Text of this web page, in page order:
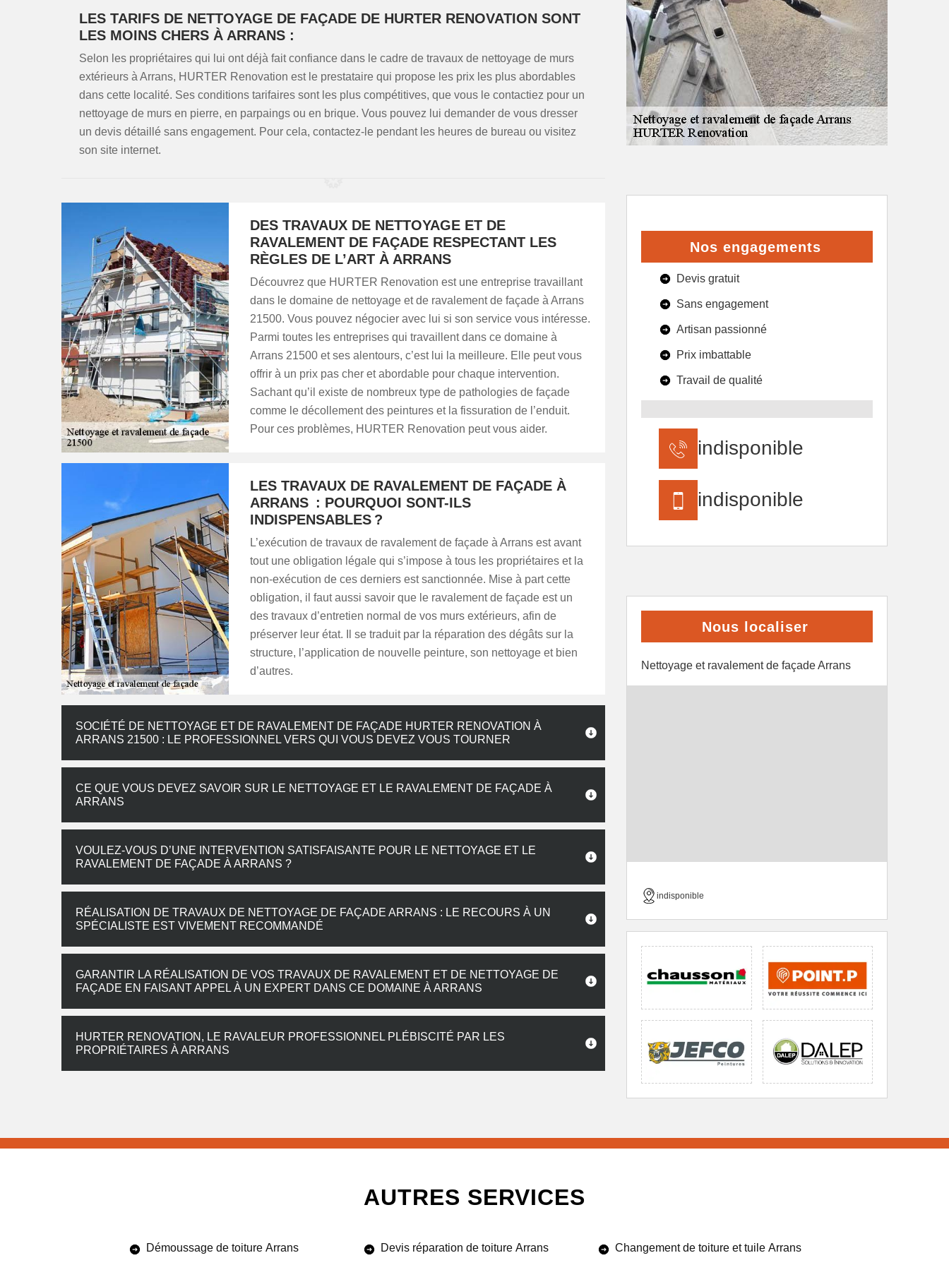
LES TARIFS DE NETTOYAGE DE FAÇADE DE HURTER RENOVATION SONT
LES MOINS CHERS À ARRANS :
Selon les propriétaires qui lui ont déjà fait confiance dans le cadre de travaux de nettoyage de murs
extérieurs à Arrans, HURTER Renovation est le prestataire qui propose les prix les plus abordables
dans cette localité. Ses conditions tarifaires sont les plus compétitives, que vous le contactiez pour un
nettoyage de murs en pierre, en parpaings ou en brique. Vous pouvez lui demander de vous dresser
un devis détaillé sans engagement. Pour cela, contactez-le pendant les heures de bureau ou visitez
son site internet.
DES TRAVAUX DE NETTOYAGE ET DE
RAVALEMENT DE FAÇADE RESPECTANT LES
RÈGLES DE L’ART À ARRANS
Découvrez que HURTER Renovation est une entreprise travaillant
dans le domaine de nettoyage et de ravalement de façade à Arrans
21500. Vous pouvez négocier avec lui si son service vous intéresse.
Parmi toutes les entreprises qui travaillent dans ce domaine à
Arrans 21500 et ses alentours, c’est lui la meilleure. Elle peut vous
offrir à un prix pas cher et abordable pour chaque intervention.
Sachant qu’il existe de nombreux type de pathologies de façade
comme le décollement des peintures et la fissuration de l’enduit.
Pour ces problèmes, HURTER Renovation peut vous aider.
LES TRAVAUX DE RAVALEMENT DE FAÇADE À
ARRANS : POURQUOI SONT-ILS
INDISPENSABLES ?
L’exécution de travaux de ravalement de façade à Arrans est avant
tout une obligation légale qui s’impose à tous les propriétaires et la
non-exécution de ces derniers est sanctionnée. Mise à part cette
obligation, il faut aussi savoir que le ravalement de façade est un
des travaux d’entretien normal de vos murs extérieurs, afin de
préserver leur état. Il se traduit par la réparation des dégâts sur la
structure, l’application de nouvelle peinture, son nettoyage et bien
d’autres.
SOCIÉTÉ DE NETTOYAGE ET DE RAVALEMENT DE FAÇADE HURTER RENOVATION À
ARRANS 21500 : LE PROFESSIONNEL VERS QUI VOUS DEVEZ VOUS TOURNER
CE QUE VOUS DEVEZ SAVOIR SUR LE NETTOYAGE ET LE RAVALEMENT DE FAÇADE À
ARRANS
VOULEZ-VOUS D’UNE INTERVENTION SATISFAISANTE POUR LE NETTOYAGE ET LE
RAVALEMENT DE FAÇADE À ARRANS ?
RÉALISATION DE TRAVAUX DE NETTOYAGE DE FAÇADE ARRANS : LE RECOURS À UN
SPÉCIALISTE EST VIVEMENT RECOMMANDÉ
GARANTIR LA RÉALISATION DE VOS TRAVAUX DE RAVALEMENT ET DE NETTOYAGE DE
FAÇADE EN FAISANT APPEL À UN EXPERT DANS CE DOMAINE À ARRANS
HURTER RENOVATION, LE RAVALEUR PROFESSIONNEL PLÉBISCITÉ PAR LES
PROPRIÉTAIRES À ARRANS
Nos engagements
Devis gratuit
Sans engagement
Artisan passionné
Prix imbattable
Travail de qualité
indisponible
indisponible
Nous localiser
Nettoyage et ravalement de façade Arrans
indisponible
AUTRES SERVICES
Démoussage de toiture Arrans Devis réparation de toiture Arrans Changement de toiture et tuile Arrans